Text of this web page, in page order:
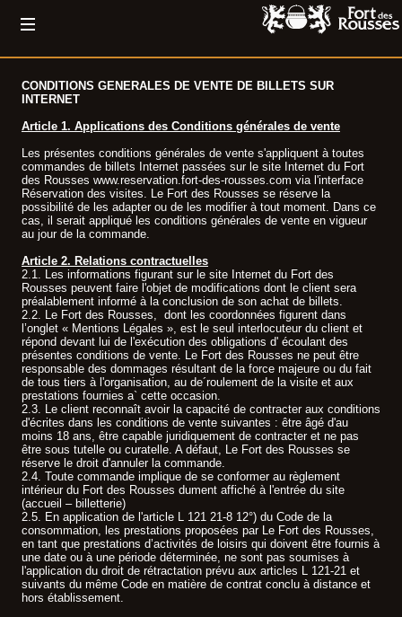
CONDITIONS GENERALES DE VENTE DE BILLETS SUR
INTERNET
Article 1. Applications des Conditions générales de vente
Les présentes conditions générales de vente s'appliquent à toutes
commandes de billets Internet passées sur le site Internet du Fort
des Rousses www.reservation.fort-des-rousses.com via l'interface
Réservation des visites. Le Fort des Rousses se réserve la
possibilité de les adapter ou de les modifier à tout moment. Dans ce
cas, il serait appliqué les conditions générales de vente en vigueur
au jour de la commande.
Article 2. Relations contractuelles
2.1. Les informations figurant sur le site Internet du Fort des
Rousses peuvent faire l'objet de modifications dont le client sera
préalablement informé à la conclusion de son achat de billets.
2.2. Le Fort des Rousses, dont les coordonnées figurent dans
l’onglet « Mentions Légales », est le seul interlocuteur du client et
répond devant lui de l'exécution des obligations d' écoulant des
présentes conditions de vente. Le Fort des Rousses ne peut être
responsable des dommages résultant de la force majeure ou du fait
de tous tiers à l'organisation, au de´roulement de la visite et aux
prestations fournies a` cette occasion.
2.3. Le client reconnaît avoir la capacité de contracter aux conditions
d'écrites dans les conditions de vente suivantes : être âgé d'au
moins 18 ans, être capable juridiquement de contracter et ne pas
être sous tutelle ou curatelle. A défaut, Le Fort des Rousses se
réserve le droit d'annuler la commande.
2.4. Toute commande implique de se conformer au règlement
intérieur du Fort des Rousses dument affiché à l'entrée du site
(accueil – billetterie)
2.5. En application de l'article L 121 21-8 12°) du Code de la
consommation, les prestations proposées par Le Fort des Rousses,
en tant que prestations d’activités de loisirs qui doivent être fournis à
une date ou à une période déterminée, ne sont pas soumises à
l'application du droit de rétractation prévu aux articles L 121-21 et
suivants du même Code en matière de contrat conclu à distance et
hors établissement.